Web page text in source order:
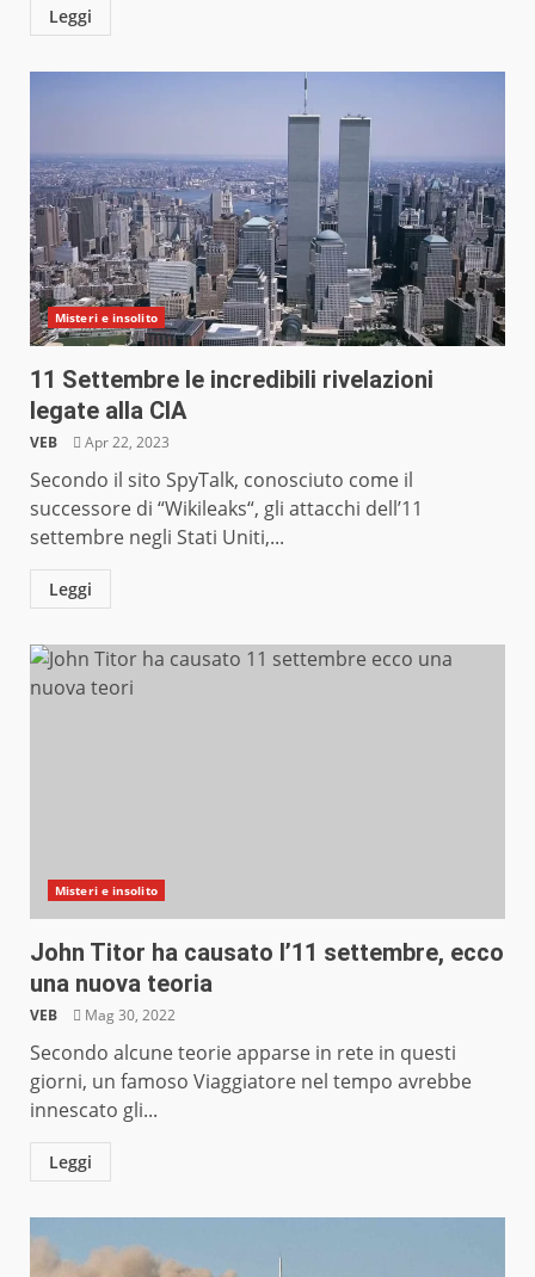
Leggi
Misteri e insolito
11 Settembre le incredibili rivelazioni
legate alla CIA
VEB Apr 22, 2023
Secondo il sito SpyTalk, conosciuto come il
successore di “Wikileaks“, gli attacchi dell’11
settembre negli Stati Uniti,...
Leggi
Misteri e insolito
John Titor ha causato l’11 settembre, ecco
una nuova teoria
VEB Mag 30, 2022
Secondo alcune teorie apparse in rete in questi
giorni, un famoso Viaggiatore nel tempo avrebbe
innescato gli...
Leggi